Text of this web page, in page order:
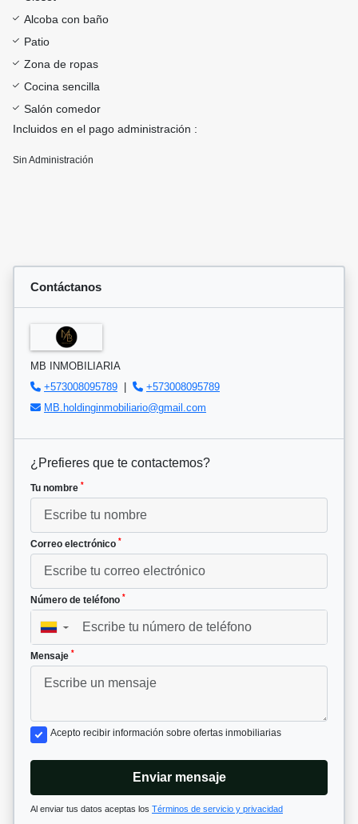
Alcoba con baño
Patio
Zona de ropas
Cocina sencilla
Salón comedor
Incluidos en el pago administración :
Sin Administración
Contáctanos
MB INMOBILIARIA
+573008095789 |
+573008095789
MB.holdinginmobiliario@gmail.com
¿Prefieres que te contactemos?
Tu nombre *
Correo electrónico *
Número de teléfono *
▼
Mensaje *
Acepto recibir información sobre ofertas inmobiliarias
Enviar mensaje
Al enviar tus datos aceptas los Términos de servicio y privacidad